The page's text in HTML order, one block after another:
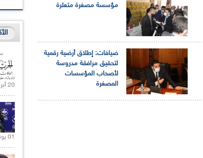
مؤسسة مصغرة متعثرة
ضيافات: إطلاق أرضية رقمية
لتحقيق مرافقة مدروسة
لأصحاب المؤسسات
المصغرة
20 أبريل 2021 |
01 يونيو 2021 |